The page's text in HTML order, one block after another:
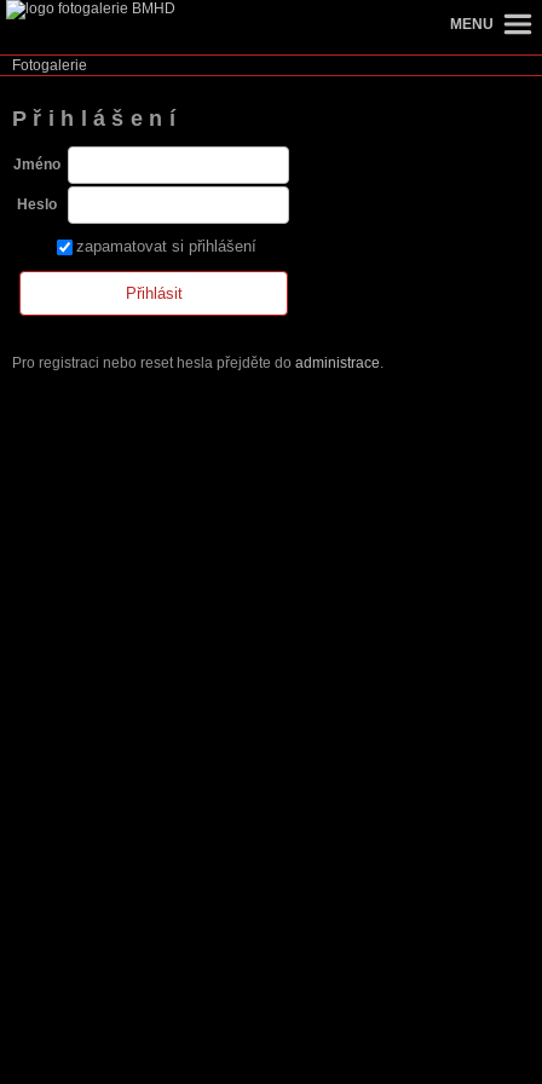
Fotogalerie
Přihlášení
Jméno
Heslo
zapamatovat si přihlášení
Pro registraci nebo reset hesla přejděte do administrace.
MENU